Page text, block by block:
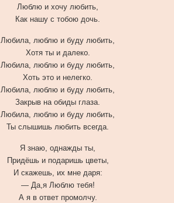
Люблю и хочу любить,
Как нашу с тобою дочь.
Любила, люблю и буду любить,
Хотя ты и далеко.
Любила, люблю и буду любить,
Хоть это и нелегко.
Любила, люблю и буду любить,
Закрыв на обиды глаза.
Любила, люблю и буду любить,
Ты слышишь любить всегда.
Я знаю, однажды ты,
Придёшь и подаришь цветы,
И скажешь, их мне даря:
— Да,я Люблю тебя!
А я в ответ промолчу.